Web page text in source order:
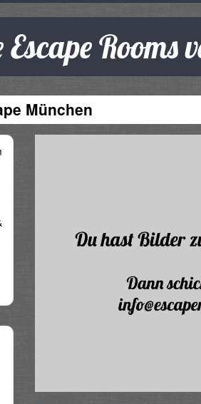
Escape Rooms
München